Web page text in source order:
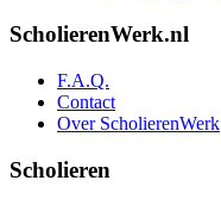
ScholierenWerk.nl
F.A.Q.
Contact
Over ScholierenWerk
Scholieren